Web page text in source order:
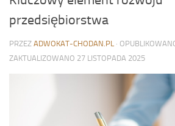
przedsiębiorstwa
PRZEZ ADWOKAT-CHODAN.PL ·
ZAKTUALIZOWANO 27 LISTOPADA 2025